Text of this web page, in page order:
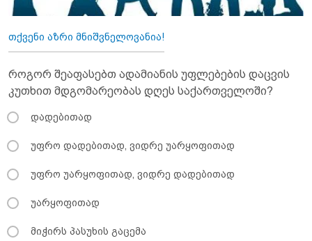
თქვენი აზრი მნიშვნელოვანია!
როგორ შეაფასებთ ადამიანის უფლებების დაცვის
კუთხით მდგომარეობას დღეს საქართველოში?
დადებითად
უფრო დადებითად, ვიდრე უარყოფითად
უფრო უარყოფითად, ვიდრე დადებითად
უარყოფითად
მიჭირს პასუხის გაცემა